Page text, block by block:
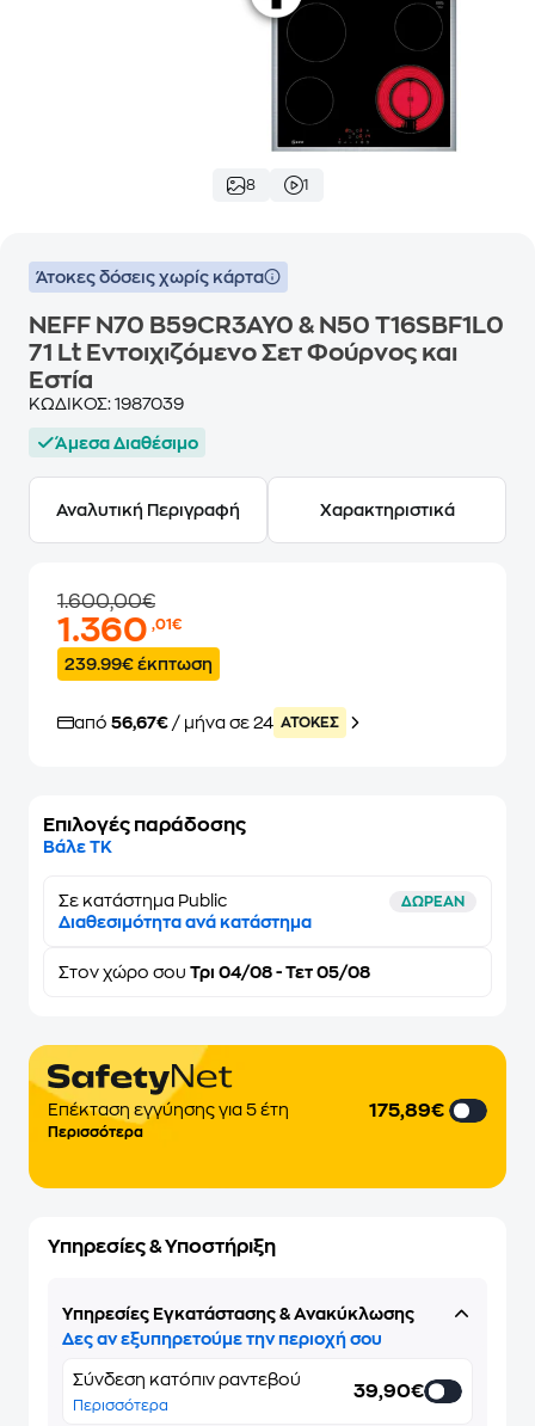
8 1
Άτοκες δόσεις χωρίς κάρτα
NEFF N70 B59CR3AY0 & N50 T16SBF1L0
71 Lt Eντοιχιζόμενο Σετ Φούρνος και
Εστία
ΚΩΔΙΚΟΣ: 1987039
Άμεσα Διαθέσιμο
Αναλυτική Περιγραφή Χαρακτηριστικά
1.600,00€
1.360,01€
239.99€ έκπτωση
από 56,67€ / μήνα σε 24 ATOKEΣ
Επιλογές παράδοσης
Βάλε ΤΚ
Σε κατάστημα Public ΔΩΡΕΑΝ
Διαθεσιμότητα ανά κατάστημα
Στον χώρο σου Τρι 04/08 - Τετ 05/08
Επέκταση εγγύησης για 5 έτη
Περισσότερα
175,89€
Υπηρεσίες & Υποστήριξη
Υπηρεσίες Εγκατάστασης & Ανακύκλωσης
Δες αν εξυπηρετούμε την περιοχή σου
Σύνδεση κατόπιν ραντεβού
Περισσότερα
39,90€